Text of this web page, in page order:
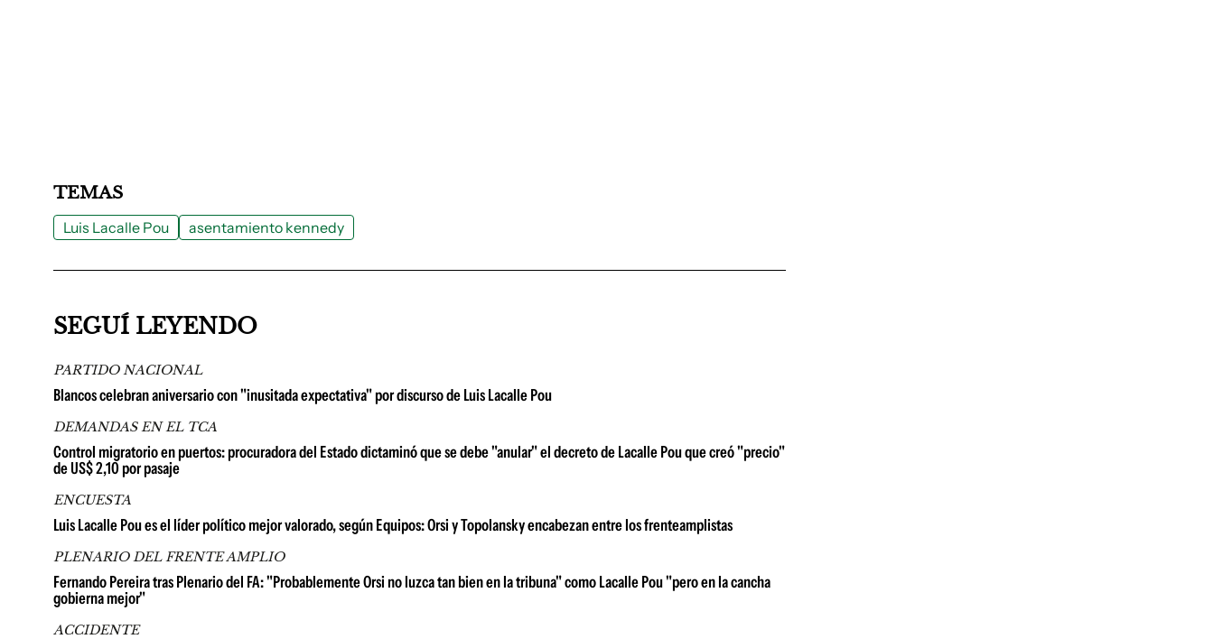
TEMAS
Luis Lacalle Pou asentamiento kennedy
SEGUÍ LEYENDO
PARTIDO NACIONAL
Blancos celebran aniversario con "inusitada expectativa" por discurso de Luis Lacalle Pou
DEMANDAS EN EL TCA
Control migratorio en puertos: procuradora del Estado dictaminó que se debe "anular" el decreto de Lacalle Pou que creó "precio"
de US$ 2,10 por pasaje
ENCUESTA
Luis Lacalle Pou es el líder político mejor valorado, según Equipos: Orsi y Topolansky encabezan entre los frenteamplistas
PLENARIO DEL FRENTE AMPLIO
Fernando Pereira tras Plenario del FA: "Probablemente Orsi no luzca tan bien en la tribuna" como Lacalle Pou "pero en la cancha
gobierna mejor"
ACCIDENTE